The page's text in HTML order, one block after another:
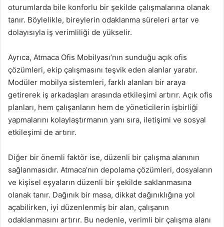
oturumlarda bile konforlu bir şekilde çalışmalarına olanak
tanır. Böylelikle, bireylerin odaklanma süreleri artar ve
dolayısıyla iş verimliliği de yükselir.
Ayrıca, Atmaca Ofis Mobilyası’nın sunduğu açık ofis
çözümleri, ekip çalışmasını teşvik eden alanlar yaratır.
Modüler mobilya sistemleri, farklı alanları bir araya
getirerek iş arkadaşları arasında etkileşimi artırır. Açık ofis
planları, hem çalışanların hem de yöneticilerin işbirliği
yapmalarını kolaylaştırmanın yanı sıra, iletişimi ve sosyal
etkileşimi de artırır.
Diğer bir önemli faktör ise, düzenli bir çalışma alanının
sağlanmasıdır. Atmaca’nın depolama çözümleri, dosyaların
ve kişisel eşyaların düzenli bir şekilde saklanmasına
olanak tanır. Dağınık bir masa, dikkat dağınıklığına yol
açabilirken, iyi düzenlenmiş bir alan, çalışanın
odaklanmasını artırır. Bu nedenle, verimli bir çalışma alanı